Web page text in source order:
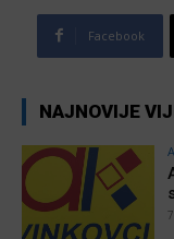
Facebook
NAJNOVIJE